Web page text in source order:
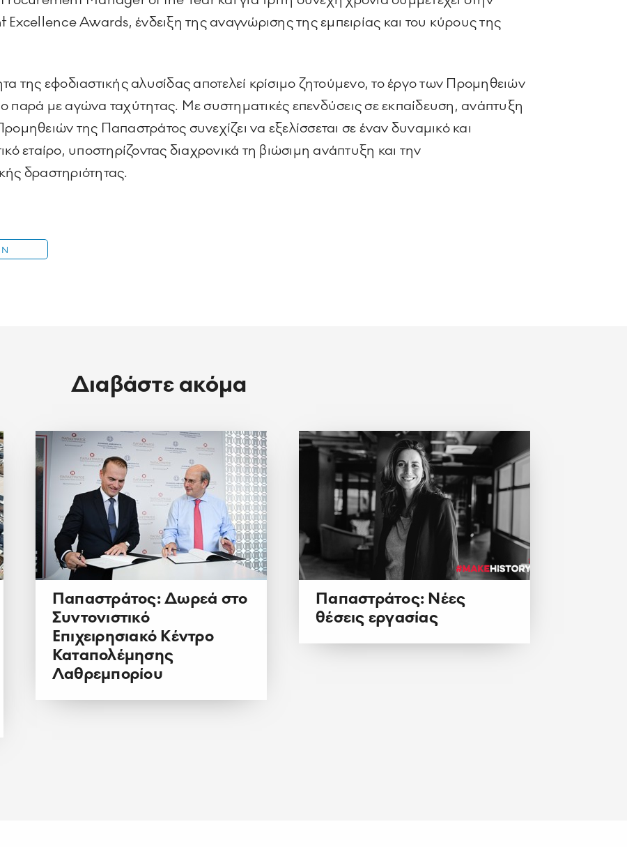
Excellence Awards, ένδειξη της αναγνώρισης της εμπειρίας και του κύρους της
της εφοδιαστικής αλυσίδας αποτελεί κρίσιμο ζητούμενο, το έργο των Προμηθειών
παρά με αγώνα ταχύτητας. Με συστηματικές επενδύσεις σε εκπαίδευση, ανάπτυξη
της Παπαστράτος συνεχίζει να εξελίσσεται σε έναν δυναμικό και
εταίρο, υποστηρίζοντας διαχρονικά τη βιώσιμη ανάπτυξη και την
δραστηριότητας.
Διαβάστε ακόμα
Παπαστράτος: Δωρεά στο
Συντονιστικό
Επιχειρησιακό Κέντρο
Καταπολέμησης
Λαθρεμπορίου
Παπαστράτος: Νέες
θέσεις εργασίας